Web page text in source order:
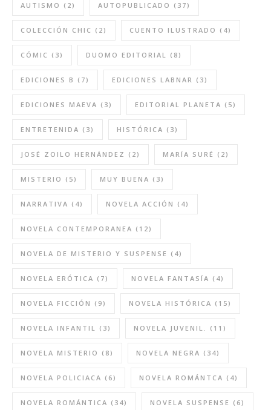
AUTISMO (2) AUTOPUBLICADO (37)
COLECCIÓN CHIC (2) CUENTO ILUSTRADO (4)
CÓMIC (3) DUOMO EDITORIAL (8)
EDICIONES B (7) EDICIONES LABNAR (3)
EDICIONES MAEVA (3) EDITORIAL PLANETA (5)
ENTRETENIDA (3) HISTÓRICA (3)
JOSÉ ZOILO HERNÁNDEZ (2) MARÍA SURÉ (2)
MISTERIO (5) MUY BUENA (3)
NARRATIVA (4) NOVELA ACCIÓN (4)
NOVELA CONTEMPORANEA (12)
NOVELA DE MISTERIO Y SUSPENSE (4)
NOVELA ERÓTICA (7) NOVELA FANTASÍA (4)
NOVELA FICCIÓN (9) NOVELA HISTÓRICA (15)
NOVELA INFANTIL (3) NOVELA JUVENIL. (11)
NOVELA MISTERIO (8) NOVELA NEGRA (34)
NOVELA POLICIACA (6) NOVELA ROMÁNTCA (4)
NOVELA ROMÁNTICA (34) NOVELA SUSPENSE (6)